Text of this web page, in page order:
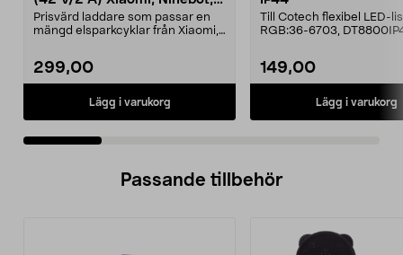
E-Way m.fl.
Prisvärd laddare som passar en
mängd elsparkcyklar från Xiaomi,
299,00
Lägg i varukorg
Till Cotech flexibel LED-
RGB:36-6703,
149,00
Lägg i varukorg
Passande tillbehör